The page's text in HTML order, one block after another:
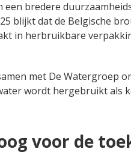
bredere
blijkt dat de Belgische
in herbruikbare
met De Watergroep
wordt hergebruikt als
voor de